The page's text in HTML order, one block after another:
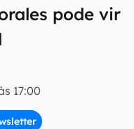
pode vir
17:00